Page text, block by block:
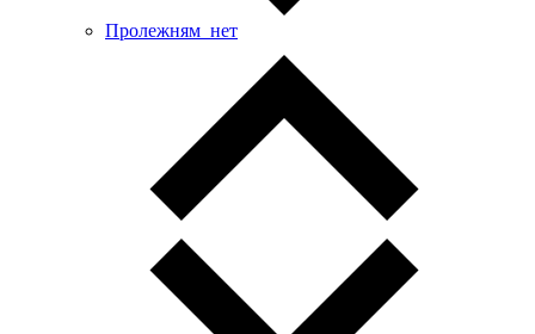
Пролежням_нет